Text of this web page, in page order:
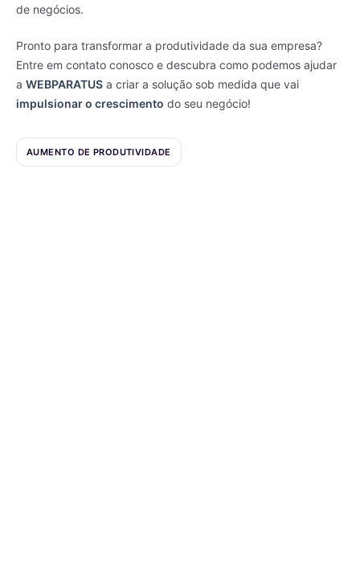
de negócios.
Pronto para transformar a produtividade da sua empresa?
Entre em contato conosco e descubra como podemos ajudar
a WEBPARATUS a criar a solução sob medida que vai
impulsionar o crescimento do seu negócio!
AUMENTO DE PRODUTIVIDADE